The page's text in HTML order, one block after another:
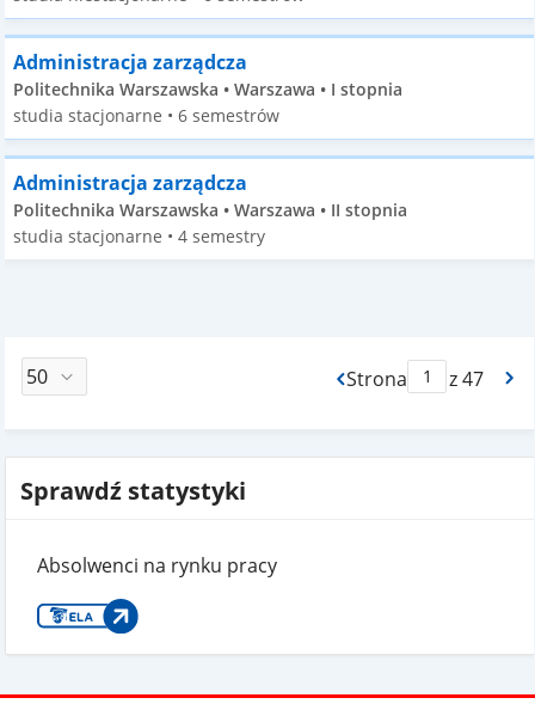
Administracja zarządcza
Politechnika Warszawska • Warszawa • I stopnia
studia stacjonarne • 6 semestrów
Administracja zarządcza
Politechnika Warszawska • Warszawa • II stopnia
studia stacjonarne • 4 semestry
Strona
Max Stronaz 47
Sprawdź statystyki
Absolwenci na rynku pracy